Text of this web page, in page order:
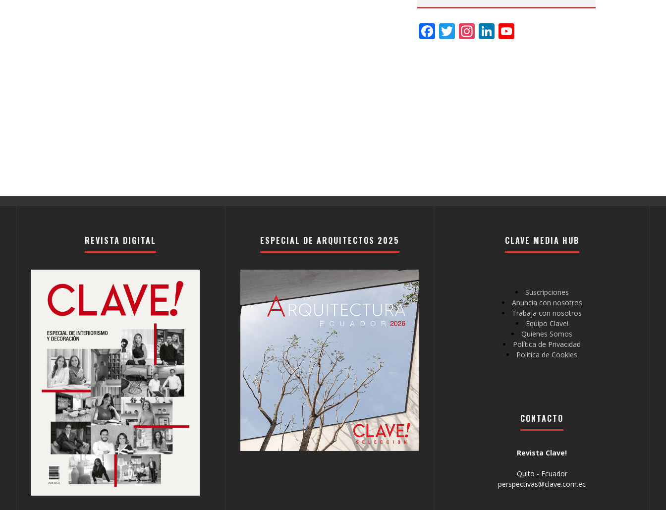
Facebook
Twitter
Instagram
LinkedIn
REVISTA DIGITAL ESPECIAL DE ARQUITECTOS 2025 CLAVE MEDIA HUB
Suscripciones
Anuncia con nosotros
Trabaja con nosotros
Equipo Clave!
Quienes Somos
Política de Privacidad
Política de Cookies
CONTACTO
Revista Clave!
Quito - Ecuador
perspectivas@clave.com.ec